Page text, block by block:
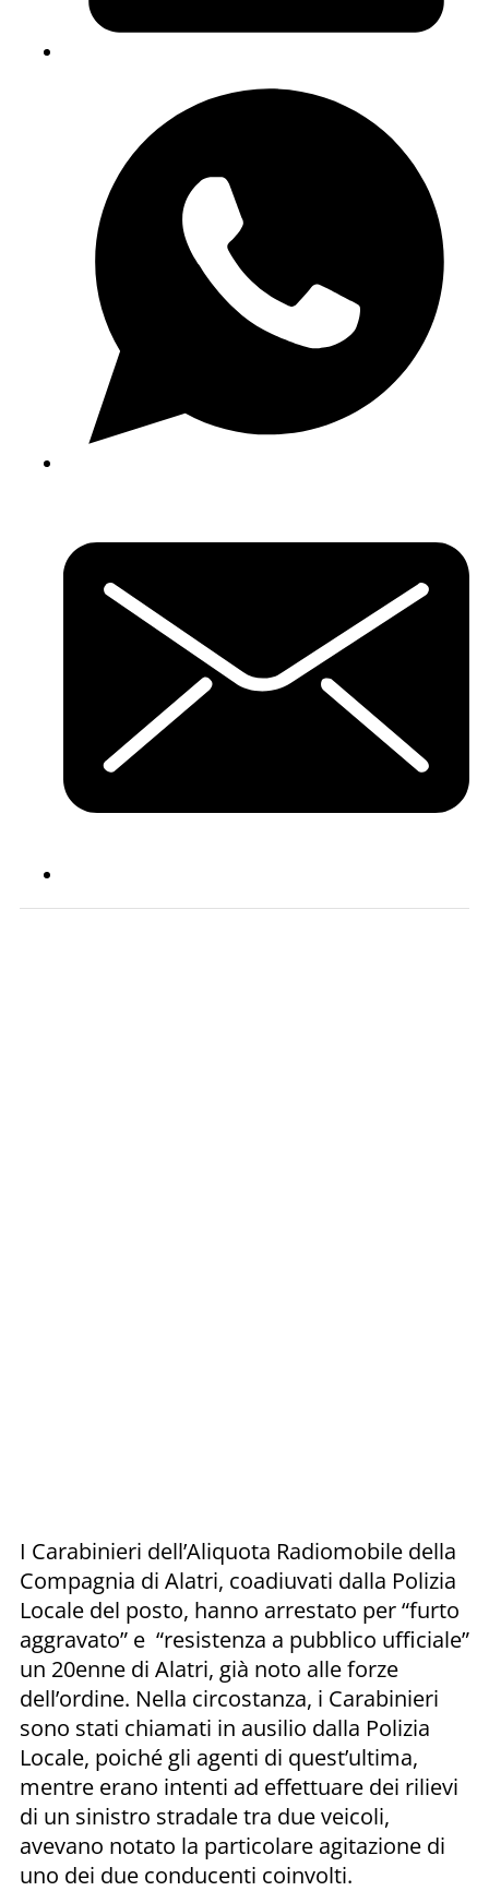
I Carabinieri dell’Aliquota Radiomobile della
Compagnia di Alatri, coadiuvati dalla Polizia
Locale del posto, hanno arrestato per “furto
aggravato” e “resistenza a pubblico ufficiale”
un 20enne di Alatri, già noto alle forze
dell’ordine. Nella circostanza, i Carabinieri
sono stati chiamati in ausilio dalla Polizia
Locale, poiché gli agenti di quest’ultima,
mentre erano intenti ad effettuare dei rilievi
di un sinistro stradale tra due veicoli,
avevano notato la particolare agitazione di
uno dei due conducenti coinvolti.